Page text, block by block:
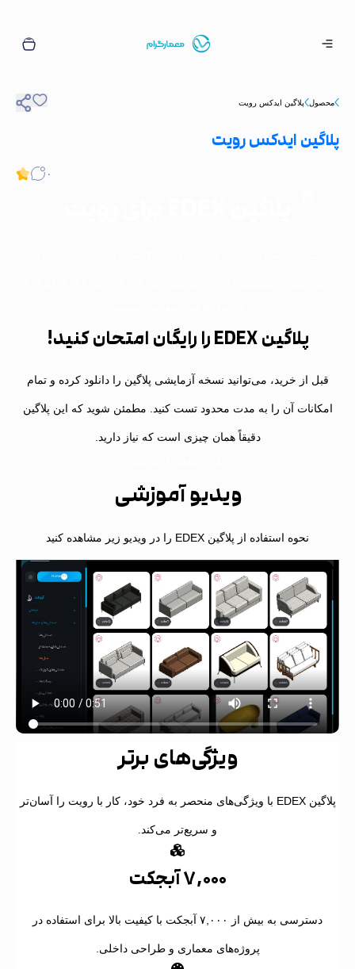
پلاگین ایدکس رویت
ایدکس رویت
پلاگین EDEX را رایگان امتحان کنید!
قبل از خرید، می‌توانید نسخه آزمایشی پلاگین را دانلود کرده و تمام
آن را به مدت محدود تست کنید. مطمئن شوید که این پلاگین
دقیقاً همان چیزی است که نیاز دارید.
ویدیو آموزشی
نحوه استفاده از پلاگین EDEX را در ویدیو زیر مشاهده کنید
ویژگی‌های برتر
پلاگین EDEX با ویژگی‌های منحصر به فرد خود، کار با رویت را آسان‌تر
و سریع‌تر می‌کند.
۷,۰۰۰ آبجکت
دسترسی به بیش از ۷,۰۰۰ آبجکت با کیفیت بالا برای استفاده در
پروژه‌های معماری و طراحی داخلی.